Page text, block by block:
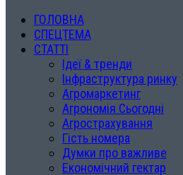
ГОЛОВНА
СПЕЦТЕМА
СТАТТІ
Ідеї & тренди
Інфраструктура ринку
Агромаркетинг
Агрономія Сьогодні
Агрострахування
Гість номера
Думки про важливе
Економічний гектар